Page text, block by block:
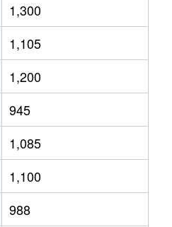
1,300
1,105
1,200
945
1,085
1,100
988